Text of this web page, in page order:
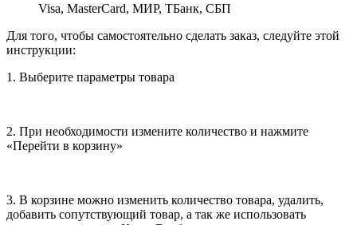
Visa, MasterCard, МИР, ТБанк, СБП
Для того, чтобы самостоятельно сделать заказ, следуйте этой
инструкции:
1. Выберите параметры товара
2. При необходимости измените количество и нажмите
«Перейти в корзину»
3. В корзине можно изменить количество товара, удалить,
добавить сопутствующий товар, а так же использовать